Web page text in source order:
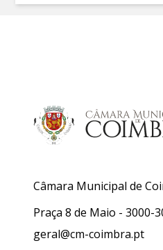
Câmara Municipal de
Praça 8 de Maio - 3000-
geral@cm-coimbra.pt